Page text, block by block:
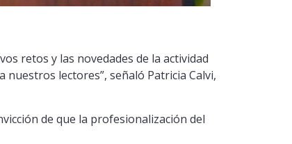
retos y las novedades de la actividad
lectores”, señaló Patricia Calvi,
de que la profesionalización del